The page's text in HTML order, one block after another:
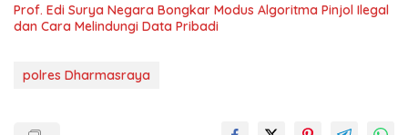
Prof. Edi Surya Negara Bongkar Modus Algoritma Pinjol Ilegal
dan Cara Melindungi Data Pribadi
polres Dharmasraya